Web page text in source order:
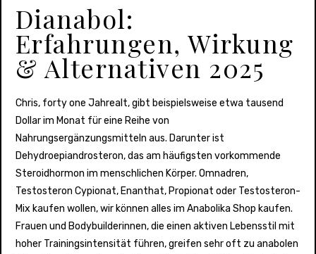
Dianabol:
Erfahrungen, Wirkung
& Alternativen 2025
Chris, forty one Jahrealt, gibt beispielsweise etwa tausend
Dollar im Monat für eine Reihe von
Nahrungsergänzungsmitteln aus. Darunter ist
Dehydroepiandrosteron, das am häufigsten vorkommende
Steroidhormon im menschlichen Körper. Omnadren,
Testosteron Cypionat, Enanthat, Propionat oder Testosteron-
Mix kaufen wollen, wir können alles im Anabolika Shop kaufen.
Frauen und Bodybuilderinnen, die einen aktiven Lebensstil mit
hoher Trainingsintensität führen, greifen sehr oft zu anabolen